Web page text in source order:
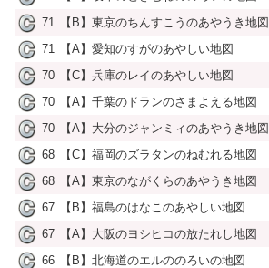
71
【B】東京のちんすこうのあやうき地図
71
【A】愛知のすがのあやしい地図
70
【C】兵庫のレイのあやしい地図
70
【A】千葉のドランのさまよえる地図
70
【A】大分のジャンミィのあやうき地図
68
【C】福岡のズラタンのねむれる地図
68
【A】東京のながくらのあやうき地図
67
【B】福島のはなこのあやしい地図
67
【A】大阪のヨシヒコの放たれし地図
66
【B】北海道のエルののろいの地図